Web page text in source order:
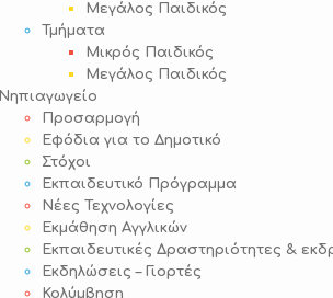
Μεγάλος Παιδικός
Τμήματα
Μικρός Παιδικός
Μεγάλος Παιδικός
Νηπιαγωγείο
Προσαρμογή
Εφόδια για το Δημοτικό
Στόχοι
Εκπαιδευτικό Πρόγραμμα
Νέες Τεχνολογίες
Εκμάθηση Αγγλικών
Εκπαιδευτικές Δραστηριότητες &
Εκδηλώσεις – Γιορτές
Κολύμβηση